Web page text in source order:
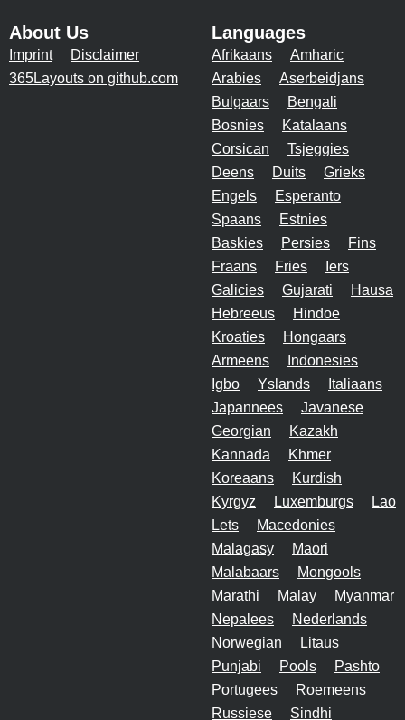
About Us
Imprint
Disclaimer
365Layouts on github.com
Languages
Afrikaans
Amharic
Arabies
Aserbeidjans
Bulgaars
Bengali
Bosnies
Katalaans
Corsican
Tsjeggies
Deens
Duits
Grieks
Engels
Esperanto
Spaans
Estnies
Baskies
Persies
Fins
Fraans
Fries
Iers
Galicies
Gujarati
Hausa
Hebreeus
Hindoe
Kroaties
Hongaars
Armeens
Indonesies
Igbo
Yslands
Italiaans
Japannees
Javanese
Georgian
Kazakh
Kannada
Khmer
Koreaans
Kurdish
Kyrgyz
Luxemburgs
Lao
Lets
Macedonies
Malagasy
Maori
Malabaars
Mongools
Marathi
Malay
Myanmar
Nepalees
Nederlands
Norwegian
Litaus
Punjabi
Pools
Pashto
Portugees
Roemeens
Russiese
Sindhi